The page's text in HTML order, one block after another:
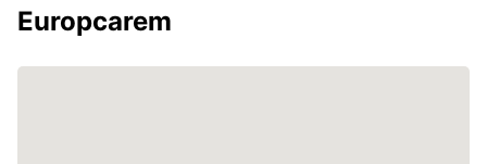
Europcarem